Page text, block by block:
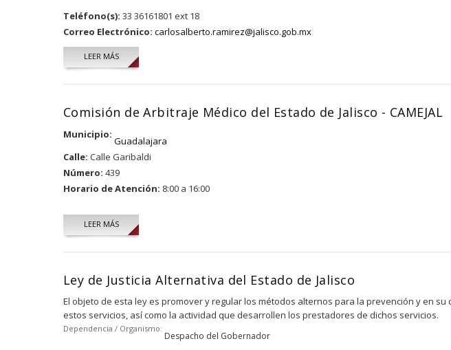
Teléfono(s): 33 36161801 ext 18
Correo Electrónico: carlosalberto.ramirez@jalisco.gob.mx
LEER MÁSSOBRE CARLOS ALBERTO RAMÍREZ ANGUIANO
Comisión de Arbitraje Médico del Estado de Jalisco - CAMEJAL
Municipio:
Guadalajara
Calle: Calle Garibaldi
Número: 439
Horario de Atención: 8:00 a 16:00
LEER MÁS
Ley de Justicia Alternativa del Estado de Jalisco
El objeto de esta ley es promover y regular los métodos alternos para la prevención y en
estos servicios, así como la actividad que desarrollen los prestadores de dichos servicios.
Dependencia / Organismo:
Despacho del Gobernador